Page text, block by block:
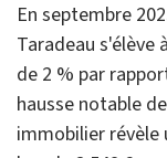
En septembre
Taradeau s'élève
de 2 % par
hausse notable
immobilier révèle